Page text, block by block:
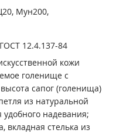
Мун200,
12.4.137-84
кожи
голенище с
сапог (голенища)
из натуральной
надевания;
вкладная стелька из